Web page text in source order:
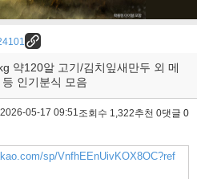
약120알 고기/김치잎새만두 외 메
인기분식 모음
2026-05-17 09:51조회수 1,322추천 0댓글 0
sp/VnfhEEnUivKOX8OC?ref